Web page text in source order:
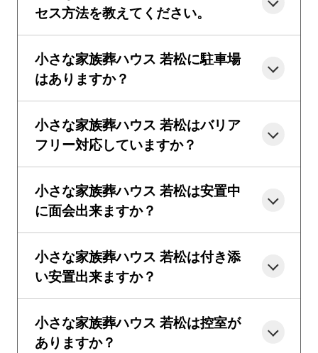
セス方法を教えてください。
小さな家族葬ハウス 若松に駐車場
はありますか？
小さな家族葬ハウス 若松はバリア
フリー対応していますか？
小さな家族葬ハウス 若松は安置中
に面会出来ますか？
小さな家族葬ハウス 若松は付き添
い安置出来ますか？
小さな家族葬ハウス 若松は控室が
ありますか？